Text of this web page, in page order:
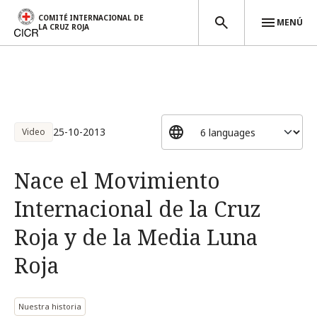
COMITÉ INTERNACIONAL DE
LA CRUZ ROJA
MENÚ
Video 25-10-2013
Nace el Movimiento
Internacional de la Cruz
Roja y de la Media Luna
Roja
Nuestra historia